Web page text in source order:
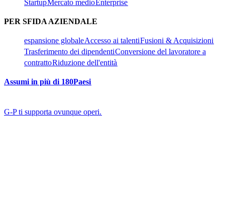
Startup​​Mercato medio​​ Enterprise​​
PER SFIDA AZIENDALE​​
espansione globale​​Accesso ai talenti​​Fusioni & Acquisizioni​​
Trasferimento dei dipendenti​​Conversione del lavoratore a
contratto​​Riduzione dell'entità​​
Assumi in più di 180Paesi​​
G-P ti supporta ovunque operi.​​